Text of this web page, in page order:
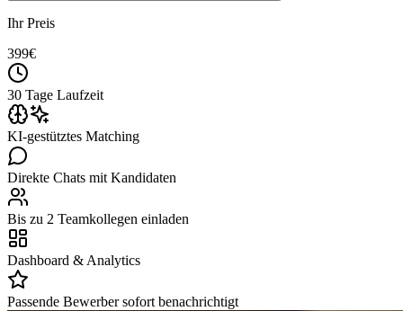
Ihr Preis
399€
30 Tage Laufzeit
KI-gestütztes Matching
Direkte Chats mit Kandidaten
Bis zu 2 Teamkollegen einladen
Dashboard & Analytics
Passende Bewerber sofort benachrichtigt